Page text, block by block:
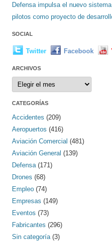
Defensa impulsa el nuevo
pilotos como proyecto de
SOCIAL
Twitter Facebook
ARCHIVOS
Archivos
CATEGORÍAS
Accidentes (209)
Aeropuertos (416)
Aviación Comercial (481)
Aviación General (139)
Defensa (171)
Drones (68)
Empleo (74)
Empresas (149)
Eventos (73)
Fabricantes (296)
Sin categoría (3)